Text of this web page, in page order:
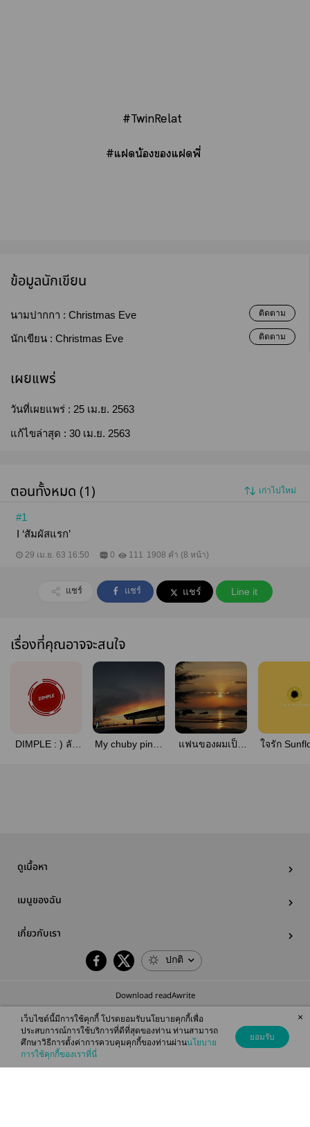
#TwinRelat
#แน้องแพี่
ข้อมูลนักเขียน
นามปากกา : Christmas Eve ติดตาม
นักเขียน : Christmas Eve ติดตาม
เผยแพร่
วันที่เผยแพร่ : 25 เม.ย. 2563
แก้ไขล่าสุด : 30 เม.ย. 2563
ตอนทั้งหมด (1) เก่าไปใหม่
#1
I ‘สัมผัสแรก’
29 เม.ย. 63 16:50 0 111 1908 คำ (8 หน้า)
แชร์ แชร์ แชร์ Line it
เรื่องที่คุณอาจจะสนใจ
DIMPLE : ) ลัก
My chuby pinky
แฟนของผมเป็น
ใจรัก
ดูเนื้อหา
เมนูของฉัน
เกี่ยวกับเรา
ปกติ
Download readAwrite
© 2026 readAwrite.com by MEB Corporation Public Company Limited
This site is protected by reCAPTCHA and the Google
เว็บไซต์นี้มีการใช้คุกกี้ โปรดยอมรับนโยบายคุกกี้เพื่อ
ประสบการณ์การใช้บริการที่ดีที่สุดของท่าน ท่านสามารถ
ศึกษาวิธีการตั้งค่าการควบคุมคุกกี้ของท่านผ่านนโยบาย
การใช้คุกกี้ของเราที่นี่
ยอมรับ
×